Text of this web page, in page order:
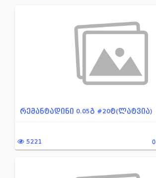
რემანტადინი 0.05გ #20ტ(ლატვია)
5221 0